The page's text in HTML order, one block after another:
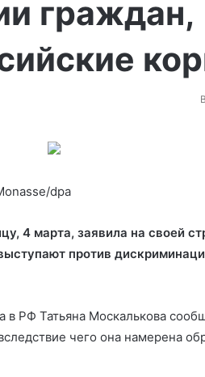
граждан,
dpa
4 марта, заявила на своей
против
в РФ Татьяна Москалькова
чего она намерена